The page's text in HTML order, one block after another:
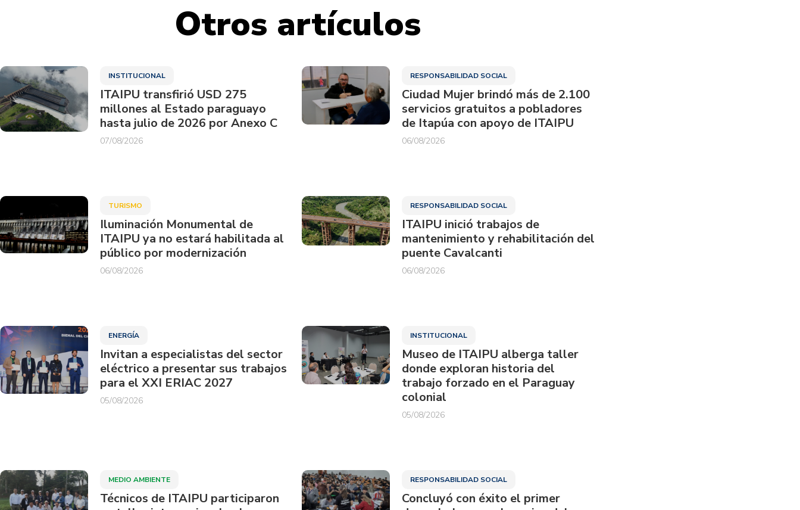
Otros artículos
INSTITUCIONAL
ITAIPU transfirió USD 275
millones al Estado paraguayo
hasta julio de 2026 por Anexo C
07/08/2026
RESPONSABILIDAD SOCIAL
Ciudad Mujer brindó más de 2.100
servicios gratuitos a pobladores
de Itapúa con apoyo de ITAIPU
06/08/2026
TURISMO
Iluminación Monumental de
ITAIPU ya no estará habilitada al
público por modernización
06/08/2026
RESPONSABILIDAD SOCIAL
ITAIPU inició trabajos de
mantenimiento y rehabilitación del
puente Cavalcanti
06/08/2026
ENERGÍA
Invitan a especialistas del sector
eléctrico a presentar sus trabajos
para el XXI ERIAC 2027
05/08/2026
INSTITUCIONAL
Museo de ITAIPU alberga taller
donde exploran historia del
trabajo forzado en el Paraguay
colonial
05/08/2026
MEDIO AMBIENTE
Técnicos de ITAIPU participaron
RESPONSABILIDAD SOCIAL
Concluyó con éxito el primer